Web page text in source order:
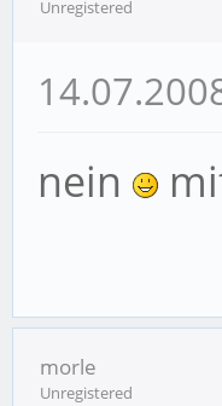
Unregistered
nein
morle
Unregistered